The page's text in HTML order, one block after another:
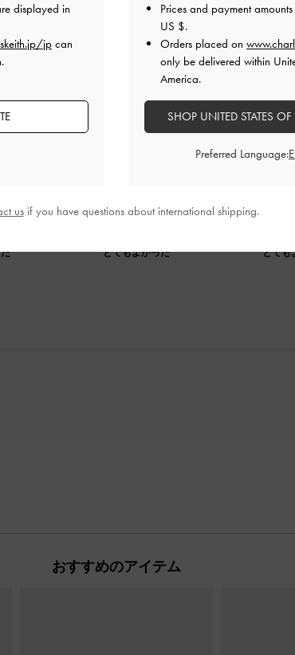
り、歩きやすくて満足です
た。
品質
とてもよかった
快適さ
とても
おすすめのアイテム
displayed in
jpcan
Prices and payment
US $.
Orders placed on
only be delivered within
America.
SHOP UNITED STATES
Preferred Language:
usif you have questions about international shipping.